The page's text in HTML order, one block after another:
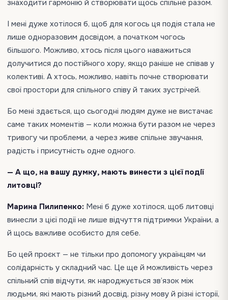
знаходити гармонію й створювати щось спільне разом.
І мені дуже хотілося б, щоб для когось ця подія стала не
лише одноразовим досвідом, а початком чогось
більшого. Можливо, хтось після цього наважиться
долучитися до постійного хору, якщо раніше не співав у
колективі. А хтось, можливо, навіть почне створювати
свої простори для спільного співу й таких зустрічей.
Бо мені здається, що сьогодні людям дуже не вистачає
саме таких моментів — коли можна бути разом не через
тривогу чи проблеми, а через живе спільне звучання,
радість і присутність одне одного.
— А що, на вашу думку, мають винести з цієї події
литовці?
Марина Пилипенко: Мені б дуже хотілося, щоб литовці
винесли з цієї події не лише відчуття підтримки України, а
й щось важливе особисто для себе.
Бо цей проєкт — не тільки про допомогу українцям чи
солідарність у складний час. Це ще й можливість через
спільний спів відчути, як народжується зв’язок між
людьми, які мають різний досвід, різну мову й різні історії,